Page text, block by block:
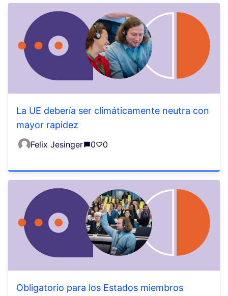
La UE debería ser climáticamente neutra con
mayor rapidez
Felix Jesinger 0 0
Obligatorio para los Estados miembros